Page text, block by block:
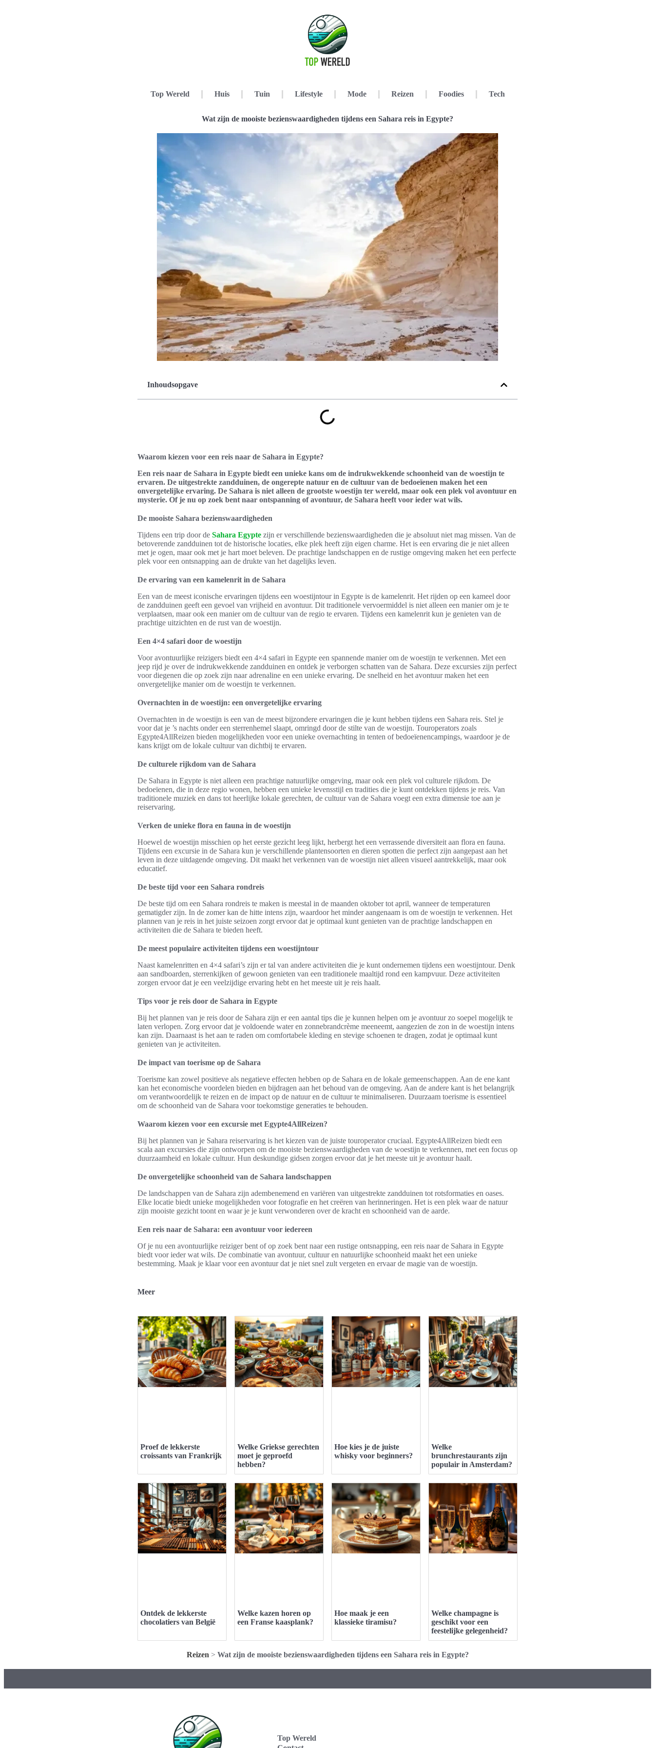
Top Wereld Huis Tuin Lifestyle Mode Reizen Foodies Tech
Wat zijn de mooiste bezienswaardigheden tijdens een Sahara reis in Egypte?
Inhoudsopgave
Waarom kiezen voor een reis naar de Sahara in Egypte?
Een reis naar de Sahara in Egypte biedt een unieke kans om de indrukwekkende schoonheid van de woestijn te
ervaren. De uitgestrekte zandduinen, de ongerepte natuur en de cultuur van de bedoeïenen maken het een
onvergetelijke ervaring. De Sahara is niet alleen de grootste woestijn ter wereld, maar ook een plek vol avontuur en
mysterie. Of je nu op zoek bent naar ontspanning of avontuur, de Sahara heeft voor ieder wat wils.
De mooiste Sahara bezienswaardigheden
Tijdens een trip door de Sahara Egypte zijn er verschillende bezienswaardigheden die je absoluut niet mag missen. Van de
betoverende zandduinen tot de historische locaties, elke plek heeft zijn eigen charme. Het is een ervaring die je niet alleen
met je ogen, maar ook met je hart moet beleven. De prachtige landschappen en de rustige omgeving maken het een perfecte
plek voor een ontsnapping aan de drukte van het dagelijks leven.
De ervaring van een kamelenrit in de Sahara
Een van de meest iconische ervaringen tijdens een woestijntour in Egypte is de kamelenrit. Het rijden op een kameel door
de zandduinen geeft een gevoel van vrijheid en avontuur. Dit traditionele vervoermiddel is niet alleen een manier om je te
verplaatsen, maar ook een manier om de cultuur van de regio te ervaren. Tijdens een kamelenrit kun je genieten van de
prachtige uitzichten en de rust van de woestijn.
Een 4×4 safari door de woestijn
Voor avontuurlijke reizigers biedt een 4×4 safari in Egypte een spannende manier om de woestijn te verkennen. Met een
jeep rijd je over de indrukwekkende zandduinen en ontdek je verborgen schatten van de Sahara. Deze excursies zijn perfect
voor diegenen die op zoek zijn naar adrenaline en een unieke ervaring. De snelheid en het avontuur maken het een
onvergetelijke manier om de woestijn te verkennen.
Overnachten in de woestijn: een onvergetelijke ervaring
Overnachten in de woestijn is een van de meest bijzondere ervaringen die je kunt hebben tijdens een Sahara reis. Stel je
voor dat je ’s nachts onder een sterrenhemel slaapt, omringd door de stilte van de woestijn. Touroperators zoals
Egypte4AllReizen bieden mogelijkheden voor een unieke overnachting in tenten of bedoeïenencampings, waardoor je de
kans krijgt om de lokale cultuur van dichtbij te ervaren.
De culturele rijkdom van de Sahara
De Sahara in Egypte is niet alleen een prachtige natuurlijke omgeving, maar ook een plek vol culturele rijkdom. De
bedoeïenen, die in deze regio wonen, hebben een unieke levensstijl en tradities die je kunt ontdekken tijdens je reis. Van
traditionele muziek en dans tot heerlijke lokale gerechten, de cultuur van de Sahara voegt een extra dimensie toe aan je
reiservaring.
Verken de unieke flora en fauna in de woestijn
Hoewel de woestijn misschien op het eerste gezicht leeg lijkt, herbergt het een verrassende diversiteit aan flora en fauna.
Tijdens een excursie in de Sahara kun je verschillende plantensoorten en dieren spotten die perfect zijn aangepast aan het
leven in deze uitdagende omgeving. Dit maakt het verkennen van de woestijn niet alleen visueel aantrekkelijk, maar ook
educatief.
De beste tijd voor een Sahara rondreis
De beste tijd om een Sahara rondreis te maken is meestal in de maanden oktober tot april, wanneer de temperaturen
gematigder zijn. In de zomer kan de hitte intens zijn, waardoor het minder aangenaam is om de woestijn te verkennen. Het
plannen van je reis in het juiste seizoen zorgt ervoor dat je optimaal kunt genieten van de prachtige landschappen en
activiteiten die de Sahara te bieden heeft.
De meest populaire activiteiten tijdens een woestijntour
Naast kamelenritten en 4×4 safari’s zijn er tal van andere activiteiten die je kunt ondernemen tijdens een woestijntour. Denk
aan sandboarden, sterrenkijken of gewoon genieten van een traditionele maaltijd rond een kampvuur. Deze activiteiten
zorgen ervoor dat je een veelzijdige ervaring hebt en het meeste uit je reis haalt.
Tips voor je reis door de Sahara in Egypte
Bij het plannen van je reis door de Sahara zijn er een aantal tips die je kunnen helpen om je avontuur zo soepel mogelijk te
laten verlopen. Zorg ervoor dat je voldoende water en zonnebrandcrème meeneemt, aangezien de zon in de woestijn intens
kan zijn. Daarnaast is het aan te raden om comfortabele kleding en stevige schoenen te dragen, zodat je optimaal kunt
genieten van je activiteiten.
De impact van toerisme op de Sahara
Toerisme kan zowel positieve als negatieve effecten hebben op de Sahara en de lokale gemeenschappen. Aan de ene kant
kan het economische voordelen bieden en bijdragen aan het behoud van de omgeving. Aan de andere kant is het belangrijk
om verantwoordelijk te reizen en de impact op de natuur en de cultuur te minimaliseren. Duurzaam toerisme is essentieel
om de schoonheid van de Sahara voor toekomstige generaties te behouden.
Waarom kiezen voor een excursie met Egypte4AllReizen?
Bij het plannen van je Sahara reiservaring is het kiezen van de juiste touroperator cruciaal. Egypte4AllReizen biedt een
scala aan excursies die zijn ontworpen om de mooiste bezienswaardigheden van de woestijn te verkennen, met een focus op
duurzaamheid en lokale cultuur. Hun deskundige gidsen zorgen ervoor dat je het meeste uit je avontuur haalt.
De onvergetelijke schoonheid van de Sahara landschappen
De landschappen van de Sahara zijn adembenemend en variëren van uitgestrekte zandduinen tot rotsformaties en oases.
Elke locatie biedt unieke mogelijkheden voor fotografie en het creëren van herinneringen. Het is een plek waar de natuur
zijn mooiste gezicht toont en waar je je kunt verwonderen over de kracht en schoonheid van de aarde.
Een reis naar de Sahara: een avontuur voor iedereen
Of je nu een avontuurlijke reiziger bent of op zoek bent naar een rustige ontsnapping, een reis naar de Sahara in Egypte
biedt voor ieder wat wils. De combinatie van avontuur, cultuur en natuurlijke schoonheid maakt het een unieke
bestemming. Maak je klaar voor een avontuur dat je niet snel zult vergeten en ervaar de magie van de woestijn.
Meer
Proef de lekkerste
croissants van Frankrijk
Welke Griekse gerechten
moet je geproefd
hebben?
Hoe kies je de juiste
whisky voor beginners?
Welke
brunchrestaurants zijn
populair in Amsterdam?
Ontdek de lekkerste
chocolatiers van België
Welke kazen horen op
een Franse kaasplank?
Hoe maak je een
klassieke tiramisu?
Welke champagne is
geschikt voor een
feestelijke gelegenheid?
Reizen > Wat zijn de mooiste bezienswaardigheden tijdens een Sahara reis in Egypte?
Top Wereld